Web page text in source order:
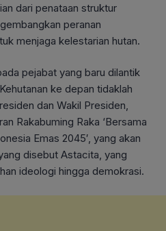
dari penataan struktur
peranan
menjaga kelestarian hutan.
pejabat yang baru dilantik
ke depan tidaklah
dan Wakil Presiden,
Rakabuming Raka ‘Bersama
Emas 2045′, yang akan
disebut Astacita, yang
ideologi hingga demokrasi.